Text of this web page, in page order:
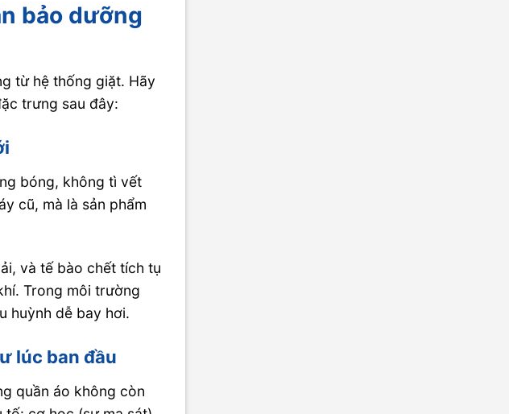
bảo dưỡng
từ hệ thống giặt. Hãy
trưng sau đây:
bóng, không tì vết
cũ, mà là sản phẩm
và tế bào chết tích tụ
Trong môi trường
huỳnh dễ bay hơi.
lúc ban đầu
quần áo không còn